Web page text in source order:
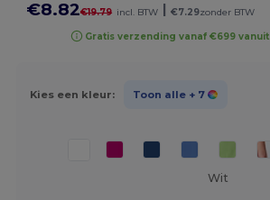
€8.82€19.79 incl. BTW | €7.29zonder BTW
Gratis verzending vanaf €699
Kies een kleur: Toon alle + 7
Wit